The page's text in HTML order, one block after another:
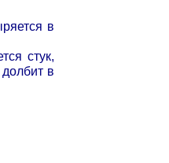
в
стук,
в